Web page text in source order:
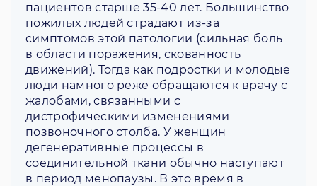
пациентов старше 35-40 лет. Большинство
пожилых людей страдают из-за
симптомов этой патологии (сильная боль
в области поражения, скованность
движений). Тогда как подростки и молодые
люди намного реже обращаются к врачу с
жалобами, связанными с
дистрофическими изменениями
позвоночного столба. У женщин
дегенеративные процессы в
соединительной ткани обычно наступают
в период менопаузы. В это время в